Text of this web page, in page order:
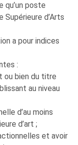
qu’un poste
Supérieure d’Arts
a pour indices
:
ou bien du titre
au niveau
d’au moins
d’art ;
et avoir